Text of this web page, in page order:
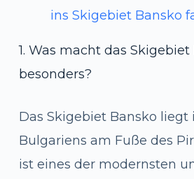
ins Skigebiet Bansko
1. Was macht das Skigebiet
besonders?
Das Skigebiet Bansko liegt
Bulgariens am Fuße des
ist eines der modernsten